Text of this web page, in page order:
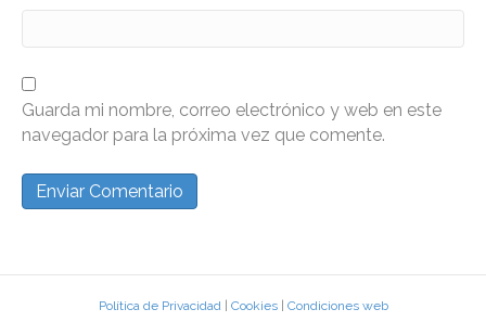
Guarda mi nombre, correo electrónico y web en este
navegador para la próxima vez que comente.
Política de Privacidad | Cookies| Condiciones web